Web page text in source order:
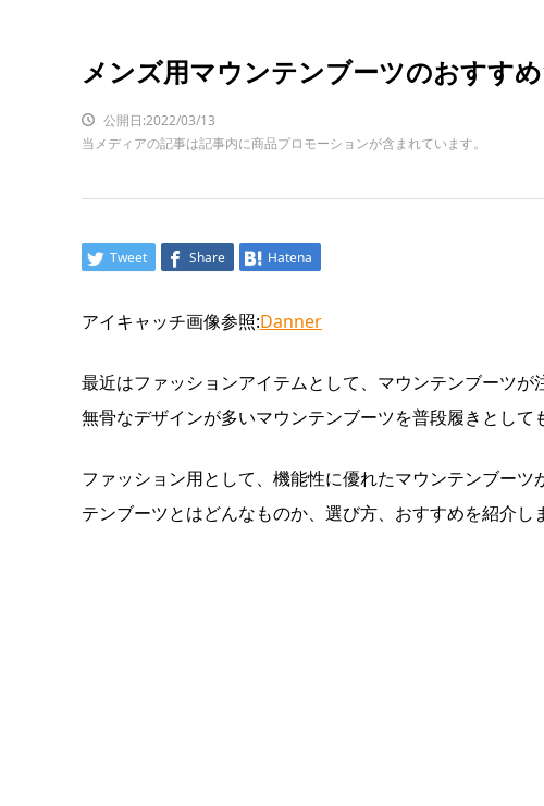
メンズ用マウンテンブーツのおすす
公開日:2022/03/13
当メディアの記事は記事内に商品プロモーションが含まれています。
Tweet Share Hatena
アイキャッチ画像参照:Danner
最近はファッションアイテムとして、マウンテンブーツ
無骨なデザインが多いマウンテンブーツを普段履きとして
ファッション用として、機能性に優れたマウンテンブー
テンブーツとはどんなものか、選び方、おすすめを紹介し